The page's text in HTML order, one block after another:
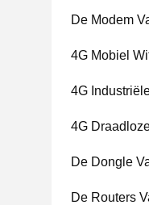
De Modem
4G Mobiel
4G
4G
De Dongle
De Routers